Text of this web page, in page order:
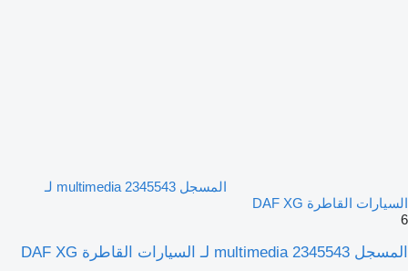
المسجل multimedia 2345543 لـ
السيارات القاطرة DAF XG
6
المسجل multimedia 2345543 لـ السيارات القاطرة DAF XG